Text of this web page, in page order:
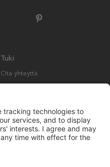
Tuki
Ota yhteyttä
Palautukset ja vaatimukset